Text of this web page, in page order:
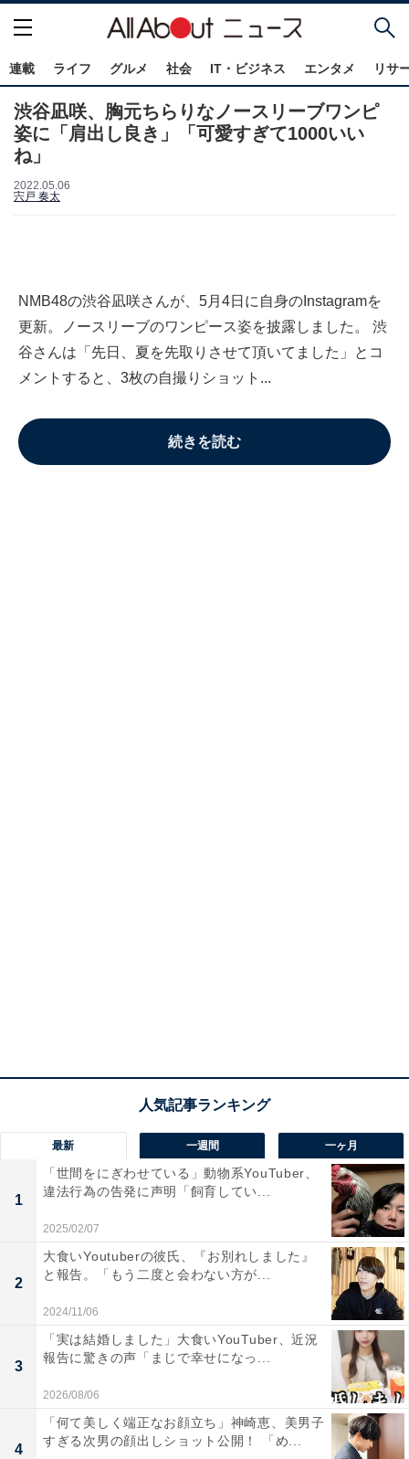
連載 ライフ グルメ 社会 IT・ビジネス エンタメ リサ
渋谷凪咲、胸元ちらりなノースリーブワンピ
姿に「肩出し良き」「可愛すぎて1000いい
ね」
2022.05.06
宍戸 奏太
NMB48の渋谷凪咲さんが、5月4日に自身のInstagramを
更新。ノースリーブのワンピース姿を披露しました。 渋
谷さんは「先日、夏を先取りさせて頂いてました」とコ
メントすると、3枚の自撮りショット...
続きを読む
最新 一週間 一ヶ月
1
「世間をにぎわせている」動物系YouTuber、
違法行為の告発に声明「飼育してい...
2025/02/07
2
大食いYoutuberの彼氏、『お別れしました』
と報告。「もう二度と会わない方が...
2024/11/06
3
「実は結婚しました」大食いYouTuber、近況
報告に驚きの声「まじで幸せになっ...
2026/08/06
4
「何て美しく端正なお顔立ち」神崎恵、美男子
すぎる次男の顔出しショット公開！ 「め...